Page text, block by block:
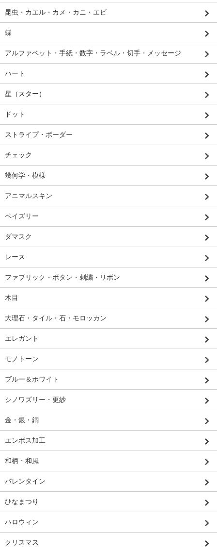
昆虫・カエル・カメ・カニ・エビ
蝶
アルファベット・手紙・数字・ラベル・切手・メッセージ
ハート
星（スター）
ドット
ストライプ・ボーダー
チェック
幾何学・模様
アニマルスキン
ペイズリー
ダマスク
レース
ファブリック・ボタン・刺繍・リボン
木目
大理石・タイル・石・モロッカン
エレガント
モノトーン
ブルー＆ホワイト
シノワズリー・更紗
金・銀・銅
エンボス加工
和柄・和風
バレンタイン
ひなまつり
ハロウィン
クリスマス